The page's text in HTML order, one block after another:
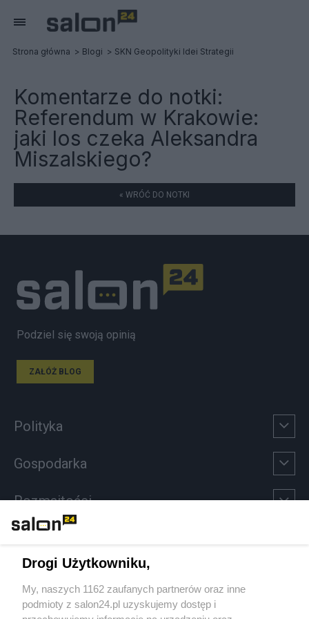
Strona główna Blogi SKN Geopolityki Idei Strategii
Komentarze do notki:
Referendum w Krakowie:
jaki los czeka Aleksandra
Miszalskiego?
« WRÓĆ DO NOTKI
Podziel się swoją opinią
ZAŁÓŻ BLOG
Polityka
Gospodarka
Rozmaitości
Sport
Społeczeństwo
Drogi Użytkowniku,
My, naszych 1162 zaufanych partnerów oraz inne
podmioty z salon24.pl uzyskujemy dostęp i